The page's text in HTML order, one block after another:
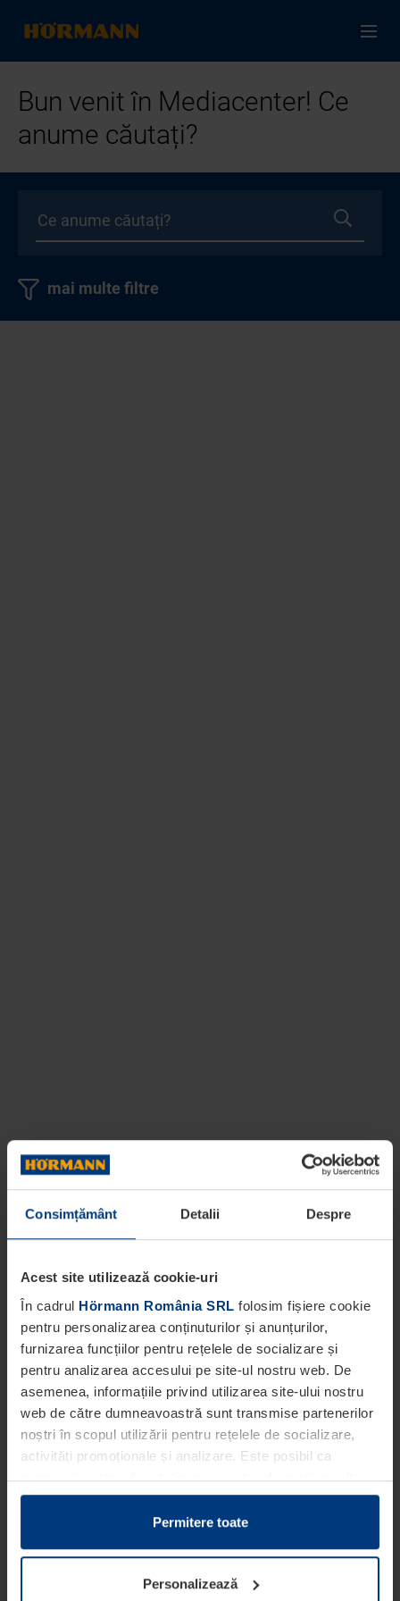
Consimțământ Detalii Despre
Acest site utilizează cookie-uri
În cadrul Hörmann România SRL folosim fișiere cookie
pentru personalizarea conținuturilor și anunțurilor,
furnizarea funcțiilor pentru rețelele de socializare și
pentru analizarea accesului pe site-ul nostru web. De
asemenea, informațiile privind utilizarea site-ului nostru
web de către dumneavoastră sunt transmise partenerilor
noștri în scopul utilizării pentru rețelele de socializare,
activități promoționale și analizare. Este posibil ca
partenerii noștri să sintetizeze aceste informații cu alte
date pe care dumneavoastră le-ați pus la dispoziția
acestora ori care au fost colectate în cadrul utilizării
Din punct de vedere legal, putem stoca fișiere cookie pe
dispozitivul dumneavoastră în cazul în care acestea sunt
Permitere toate
Personalizează
Bun venit în Mediacenter! Ce
anume căutați?
mai multe filtre